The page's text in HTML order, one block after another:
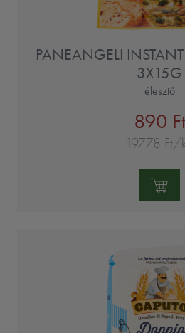
PANEANGELI
3X15G
élesztő
890 Ft
19778 Ft/
Mennyiség: